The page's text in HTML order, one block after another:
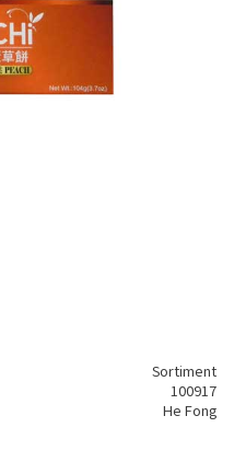
Sortiment
100917
He Fong